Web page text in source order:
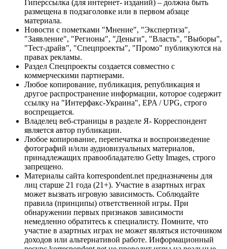
Гиперссылка (для интернет- изданий) – должна быть
размещена в подзаголовке или в первом абзаце
материала.
Новости с пометками "Мнение", "Экспертиза",
"Заявление", "Регионы", "Деньги", "Власть", "Выборы",
"Тест-драйв", "Спецпроекты", "Промо" публикуются на
правах рекламы.
Раздел Спецпроекты создается совместно с
коммерческими партнерами.
Любое копирование, публикация, републикация и
другое распространение информации, которое содержит
ссылку на "Интерфакс-Украина", EPA / UPG, строго
воспрещается.
Владелец веб-страницы в разделе Я- Корреспондент
является автор публикации.
Любое копирование, перепечатка и воспроизведение
фотографий и/или аудиовизуальных материалов,
принадлежащих правообладателю Getty Images, строго
запрещено.
Материалы сайта korrespondent.net предназначены для
лиц старше 21 года (21+). Участие в азартных играх
может вызвать игровую зависимость. Соблюдайте
правила (принципы) ответственной игры. При
обнаружении первых признаков зависимости
немедленно обратитесь к специалисту. Помните, что
участие в азартных играх не может являться источником
доходов или альтернативой работе. Информационный